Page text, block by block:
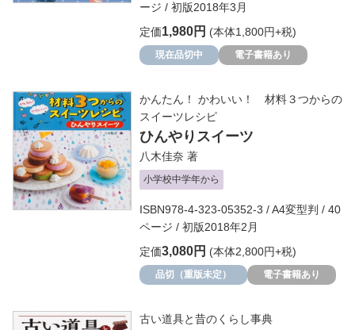
ージ / 初版2018年3月
定価1,980円 (本体1,800円+税)
現在品切中 電子書籍あり
かんたん！ かわいい！ 材料３つからの
スイーツレシピ
ひんやりスイーツ
八木佳奈 著
小学校中学年から
ISBN978-4-323-05352-3 / A4変型判 / 40
ページ / 初版2018年2月
定価3,080円 (本体2,800円+税)
品切（重版未定） 電子書籍あり
古い道具と昔のくらし事典